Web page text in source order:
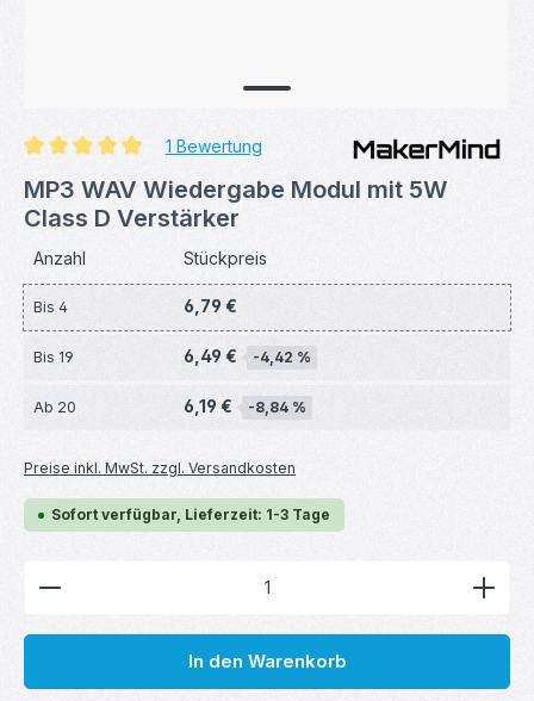
1 Bewertung
MP3 WAV Wiedergabe Modul mit 5W
Class D Verstärker
Anzahl Stückpreis
Bis 4 6,79 €
Bis 19 6,49 € -4,42 %
Ab 20 6,19 € -8,84 %
Preise inkl. MwSt. zzgl. Versandkosten
Sofort verfügbar, Lieferzeit: 1-3 Tage
Produkt Anzahl: Gib den gewünschten Wert ein
In den Warenkorb